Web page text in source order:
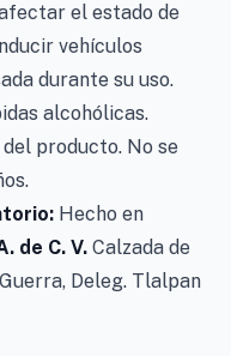
el estado de
vehículos
durante su uso.
alcohólicas.
producto. No se
Hecho en
de C. V. Calzada de
Deleg. Tlalpan